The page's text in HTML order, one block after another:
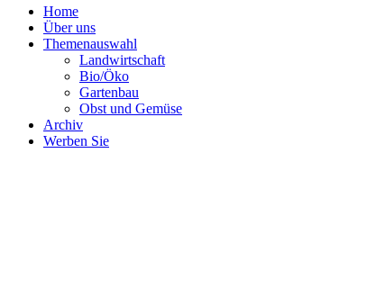
Home
Über uns
Themenauswahl
Landwirtschaft
Bio/Öko
Gartenbau
Obst und Gemüse
Archiv
Werben Sie